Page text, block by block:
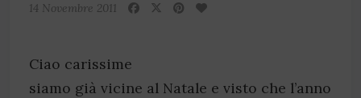
14 Novembre 2011
Ciao carissime
siamo già vicine al Natale e visto che l’anno